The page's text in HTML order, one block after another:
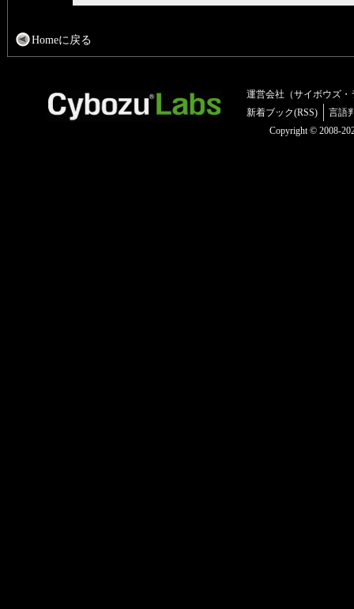
Homeに戻る
運営会社（サイボウズ・
新着ブック(RSS)
言語
Copyright © 2008-